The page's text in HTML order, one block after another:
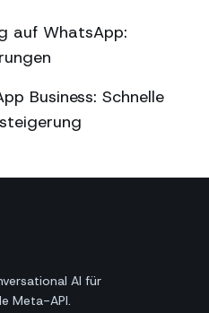
auf WhatsApp:
Business: Schnelle
AI für
Meta-API.